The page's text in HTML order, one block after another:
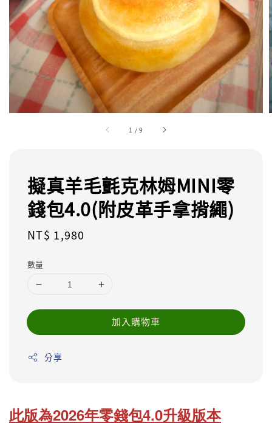
1 /9
擬真羊毛氈克林姆MINI零
錢包4.0(附皮革手拿揹繩)
Regular
NT$ 1,980
數量
加入購物車
分享
此版為2026年零錢包4.0升級版本